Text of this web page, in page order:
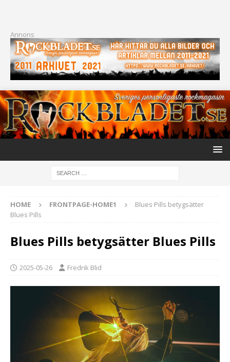
Annons
HOME FRONTPAGE-HOME1
Blues Pills betygsätter
Blues Pills
Blues Pills betygsätter Blues Pills
2025-05-26 Fredrik Blid